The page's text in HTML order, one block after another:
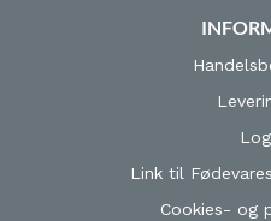
Link til
Cookies- og